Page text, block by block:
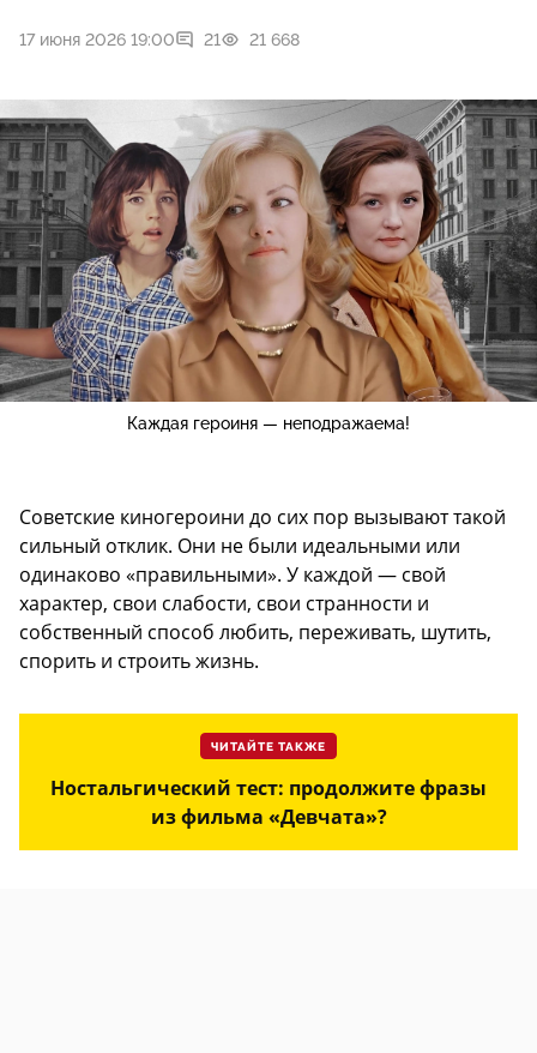
17 июня 2026 19:00 21 21 668
Каждая героиня — неподражаема!
Советские киногероини до сих пор вызывают такой
сильный отклик. Они не были идеальными или
одинаково «правильными». У каждой — свой
характер, свои слабости, свои странности и
собственный способ любить, переживать, шутить,
спорить и строить жизнь.
ЧИТАЙТЕ ТАКЖЕ
Ностальгический тест: продолжите фразы
из фильма «Девчата»?